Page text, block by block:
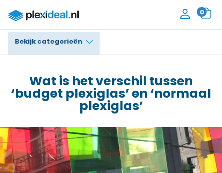
0
Bekijk categorieën
Polycarbonaat
Alupanel / Dibond®
Polyethyleen
Wat is het verschil tussen
‘budget plexiglas’ en ‘normaal
plexiglas’